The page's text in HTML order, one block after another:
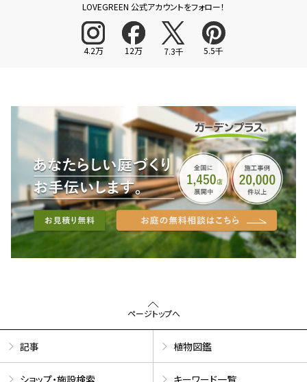
LOVEGREEN 公式アカウントをフォロー！
4.2万 12万 7.3千 5.5千
ページトップへ
記事 植物図鑑
ショップ・施設検索 キーワード一覧